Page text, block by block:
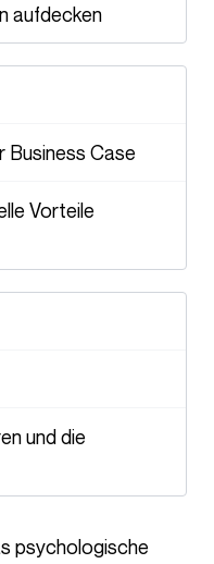
aufdecken
Business Case